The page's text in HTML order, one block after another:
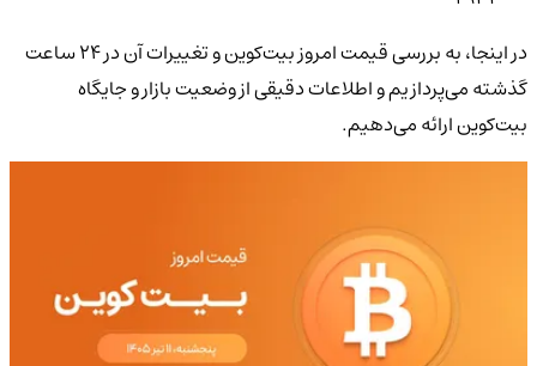
در اینجا، به بررسی قیمت امروز بیت‌کوین و تغییرات آن در 24 ساعت
گذشته می‌پردازیم و اطلاعات دقیقی از وضعیت بازار و جایگاه
بیت‌کوین ارائه می‌دهیم.